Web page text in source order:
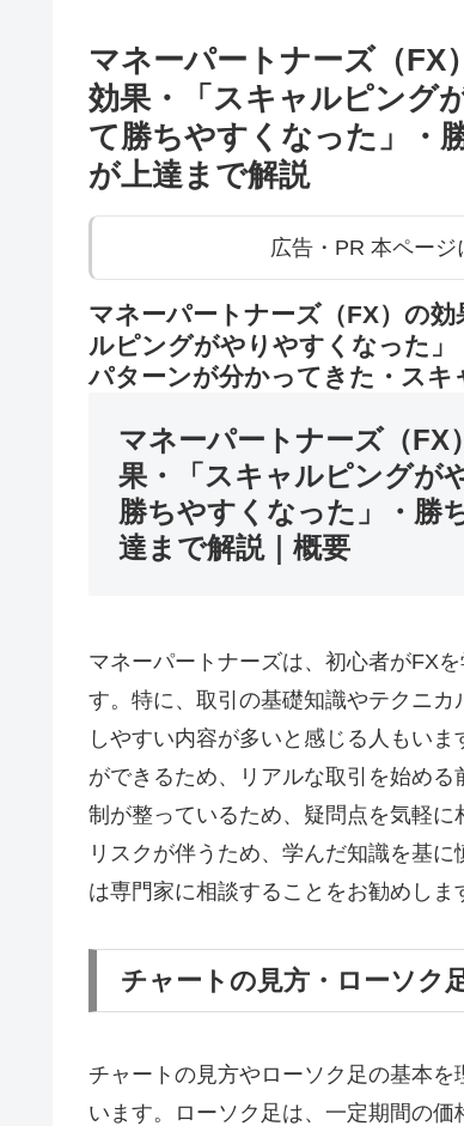
マネーパートナーズ（FX
効果・「スキャルピング
て勝ちやすくなった」・
が上達まで解説
広告・PR 本ページ
マネーパートナーズ（FX）の
ルピングがやりやすくなった
パターンが分かってきた・スキ
マネーパートナーズ（FX
果・「スキャルピングが
勝ちやすくなった」・勝
達まで解説｜概要
マネーパートナーズは、初心者がFX
す。特に、取引の基礎知識やテクニ
しやすい内容が多いと感じる人もい
ができるため、リアルな取引を始め
制が整っているため、疑問点を気軽
リスクが伴うため、学んだ知識を基
は専門家に相談することをお勧めしま
チャートの見方・ローソク
チャートの見方やローソク足の基本
います。ローソク足は、一定期間の